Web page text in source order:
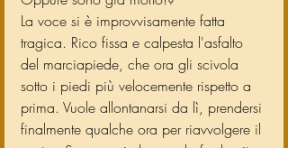
La voce si è improvvisamente fatta
tragica. Rico fissa e calpesta l'asfalto
del marciapiede, che ora gli scivola
sotto i piedi più velocemente rispetto a
prima. Vuole allontanarsi da lì, prendersi
finalmente qualche ora per riavvolgere il